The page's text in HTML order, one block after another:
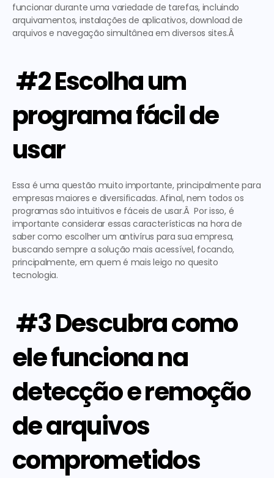
funcionar durante uma variedade de tarefas, incluindo
arquivamentos, instalações de aplicativos, download de
arquivos e navegação simultânea em diversos sites.Â
programa fácil de
usar
Essa é uma questão muito importante, principalmente para
empresas maiores e diversificadas. Afinal, nem todos os
programas são intuitivos e fáceis de usar.Â  Por isso, é
importante considerar essas características na hora de
saber como escolher um antivírus para sua empresa,
buscando sempre a solução mais acessível, focando,
principalmente, em quem é mais leigo no quesito
tecnologia.
ele funciona na
detecção e remoção
de arquivos
comprometidos